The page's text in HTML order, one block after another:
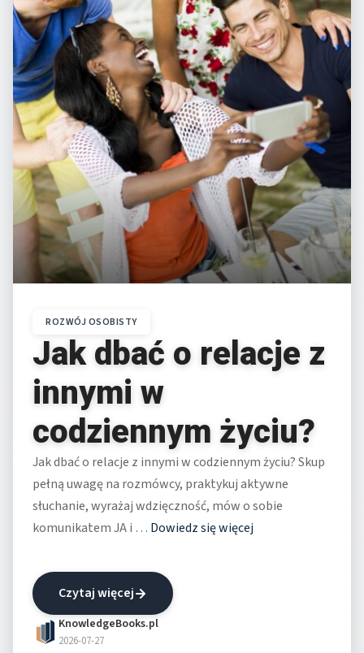
ROZWÓJ OSOBISTY
Jak dbać o relacje z
innymi w
codziennym życiu?
Jak dbać o relacje z innymi w codziennym życiu? Skup
pełną uwagę na rozmówcy, praktykuj aktywne
słuchanie, wyrażaj wdzięczność, mów o sobie
komunikatem JA i … Dowiedz się więcej
Czytaj więcej
KnowledgeBooks.pl
2026-07-27